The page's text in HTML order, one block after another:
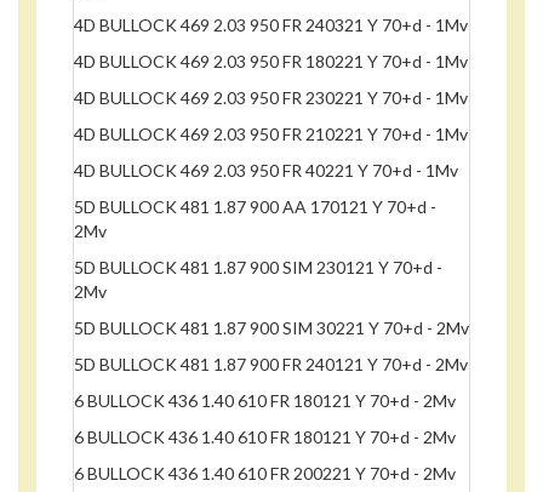
4D BULLOCK 469 2.03 950 FR 240321 Y 70+d - 1Mv
4D BULLOCK 469 2.03 950 FR 180221 Y 70+d - 1Mv
4D BULLOCK 469 2.03 950 FR 230221 Y 70+d - 1Mv
4D BULLOCK 469 2.03 950 FR 210221 Y 70+d - 1Mv
4D BULLOCK 469 2.03 950 FR 40221 Y 70+d - 1Mv
5D BULLOCK 481 1.87 900 AA 170121 Y 70+d -
2Mv
5D BULLOCK 481 1.87 900 SIM 230121 Y 70+d -
2Mv
5D BULLOCK 481 1.87 900 SIM 30221 Y 70+d - 2Mv
5D BULLOCK 481 1.87 900 FR 240121 Y 70+d - 2Mv
6 BULLOCK 436 1.40 610 FR 180121 Y 70+d - 2Mv
6 BULLOCK 436 1.40 610 FR 180121 Y 70+d - 2Mv
6 BULLOCK 436 1.40 610 FR 200221 Y 70+d - 2Mv